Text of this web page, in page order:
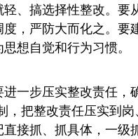
、搞选择性整改。
，严防大而化之。
想自觉和行为习惯。
一步压实整改责任
，把整改责任压实到
接抓、抓具体，一级